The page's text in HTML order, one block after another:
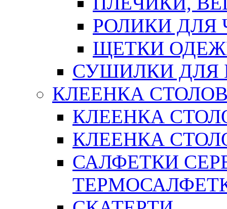
РОЛИКИ ДЛЯ
ЩЕТКИ
СУШИЛКИ ДЛЯ
КЛЕЕНКА
КЛЕЕНКА
КЛЕЕНКА
САЛФЕТКИ